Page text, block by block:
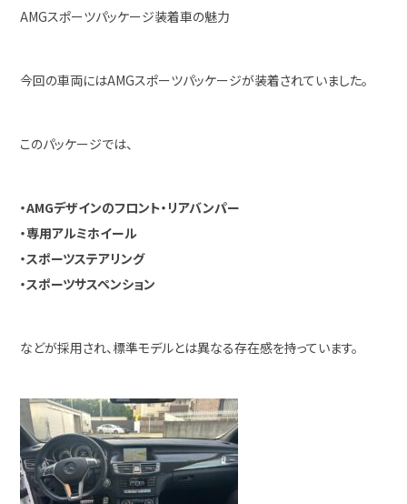
AMGスポーツパッケージ装着車の魅力
今回の車両にはAMGスポーツパッケージが装着されていました。
このパッケージでは、
・AMGデザインのフロント・リアバンパー
・専用アルミホイール
・スポーツステアリング
・スポーツサスペンション
などが採用され、標準モデルとは異なる存在感を持っています。